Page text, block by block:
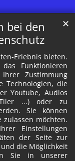
bei den
Erlebnis bieten.
Funktionieren
Zustimmung
Technologien, die
Youtube, Audios
...) oder zu
Sie können
zulassen möchten.
Einstellungen
der Seite zur
die Möglichkeit
Sie in unserer
✕